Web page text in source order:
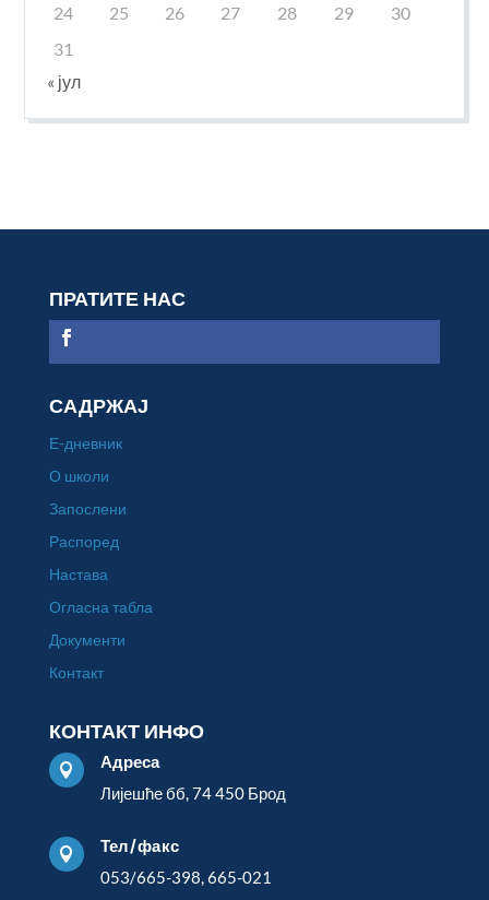
24
25 26 27 28 29
30
31
« јул
ПРАТИТЕ НАС
САДРЖАЈ
Е-дневник
О школи
Запослени
Распоред
Настава
Огласна табла
Документи
Контакт
КОНТАКТ ИНФО

Адреса
Лијешће бб, 74 450 Брод

Тел/факс
053/665-398, 665-021